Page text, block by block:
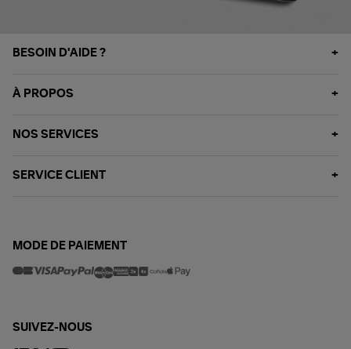
BESOIN D'AIDE ?
À PROPOS
NOS SERVICES
SERVICE CLIENT
MODE DE PAIEMENT
SUIVEZ-NOUS